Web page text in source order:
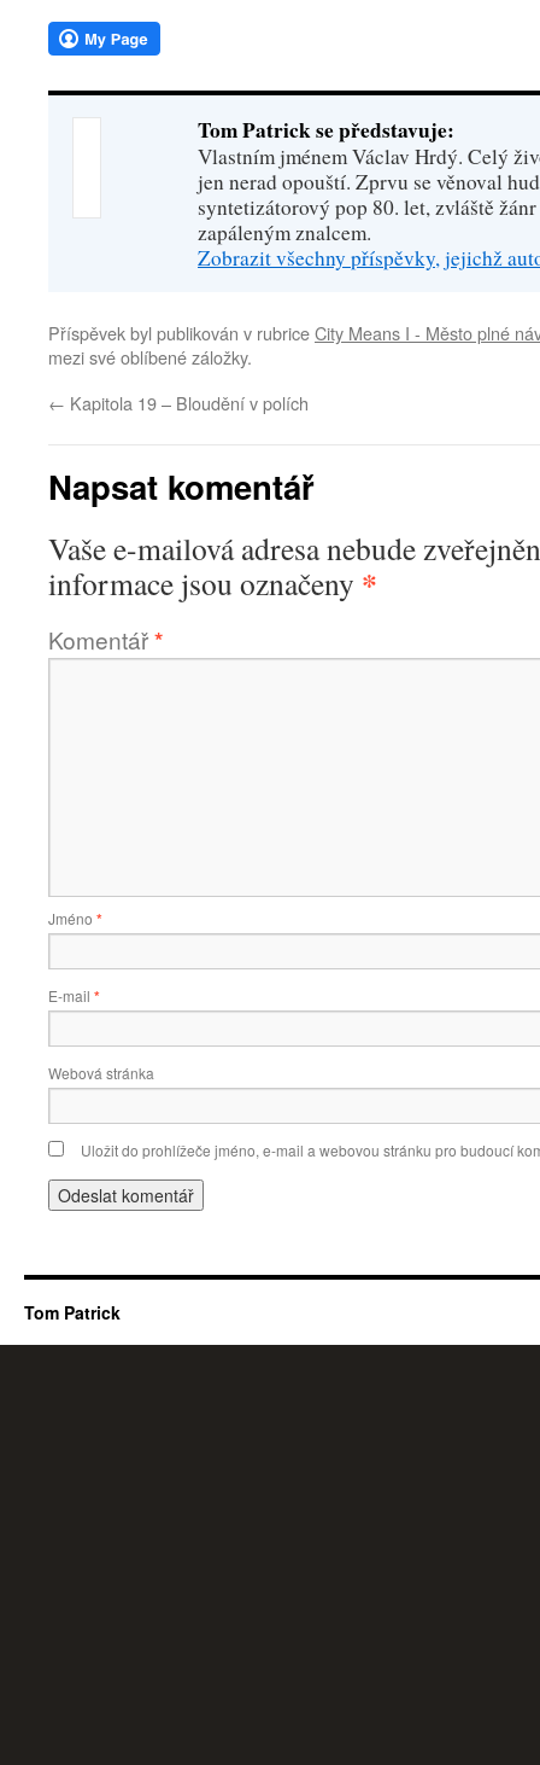
Tom Patrick se představuje:
Vlastním jménem Václav Hrdý. Celý
jen nerad opouští. Zprvu se věnoval
syntetizátorový pop 80. let, zvláště
zapáleným znalcem.
Zobrazit všechny příspěvky, jejichž
Příspěvek byl publikován v rubriceCity Means I - Město plné
mezi své oblíbené záložky.
← Kapitola 19 – Bloudění v polích
Napsat komentář
Vaše e-mailová adresa nebude
informace jsou označeny *
Komentář*
Jméno *
E-mail *
Webová stránka
Uložit do prohlížeče jméno, e-mail a webovou stránku pro budoucí
Tom Patrick